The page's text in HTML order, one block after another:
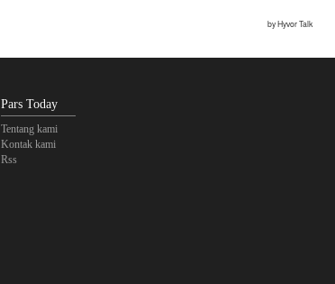
Pars Today
Tentang kami
Kontak kami
Rss